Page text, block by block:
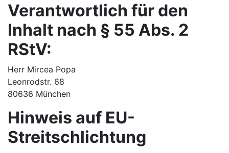
Verantwortlich für den
Inhalt nach § 55 Abs. 2
RStV:
Herr Mircea Popa
Leonrodstr. 68
80636 München
Hinweis auf EU-
Streitschlichtung